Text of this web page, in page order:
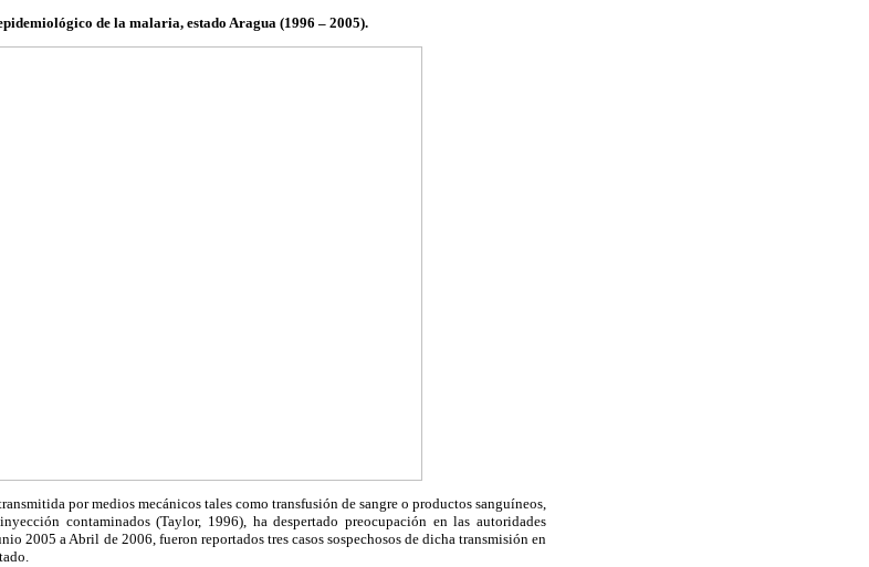
de la malaria, estado Aragua (1996 – 2005).
por medios mecánicos tales como transfusión de sangre o productos sanguíneos,
contaminados (Taylor, 1996), ha despertado preocupación en las autoridades
2005 a Abril de 2006, fueron reportados tres casos sospechosos de dicha transmisión en